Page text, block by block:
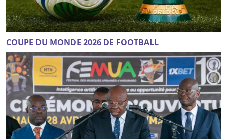
COUPE DU MONDE 2026 DE FOOTBALL